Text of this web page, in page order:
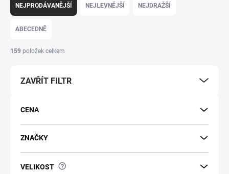
NEJPRODÁVANĚJŠÍ NEJLEVNĚJŠÍ NEJDRAŽŠÍ
ABECEDNĚ
159 položek celkem
ZAVŘÍT FILTR
CENA
ZNAČKY
VELIKOST ?